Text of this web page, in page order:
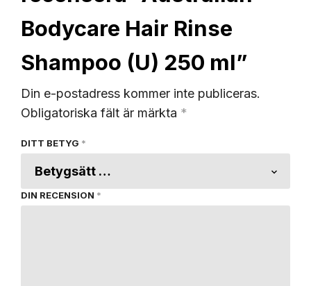
Bodycare Hair Rinse
Shampoo (U) 250 ml”
Din e-postadress kommer inte publiceras.
Obligatoriska fält är märkta *
DITT BETYG *
DIN RECENSION *